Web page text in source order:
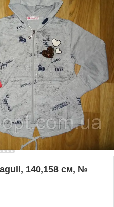
140,158 см, №